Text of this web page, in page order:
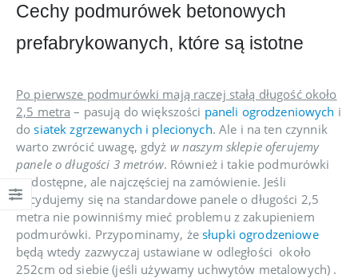
Cechy podmurówek betonowych
prefabrykowanych, które są istotne
Po pierwsze podmurówki mają raczej stałą długość około
2,5 metra – pasują do większości paneli ogrodzeniowych i
dosiatek zgrzewanych i plecionych. Ale i na ten czynnik
warto zwrócić uwagę, gdyż w naszym sklepie oferujemy
panele o długości 3 metrów. Również i takie podmurówki
są dostępne, ale najczęściej na zamówienie. Jeśli
decydujemy się na standardowe panele o długości 2,5
metra nie powinniśmy mieć problemu z zakupieniem
podmurówki. Przypominamy, żesłupki ogrodzeniowe
będą wtedy zazwyczaj ustawiane w odległości około
252cm od siebie (jeśli używamy uchwytów metalowych) .